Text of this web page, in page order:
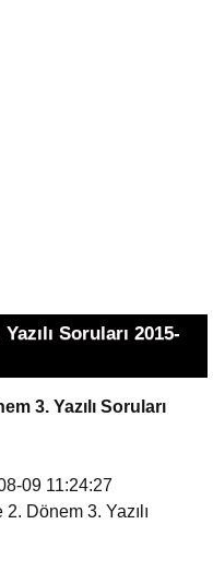
Soruları 2015-
3. Yazılı Soruları
09 11:24:27
2. Dönem 3. Yazılı